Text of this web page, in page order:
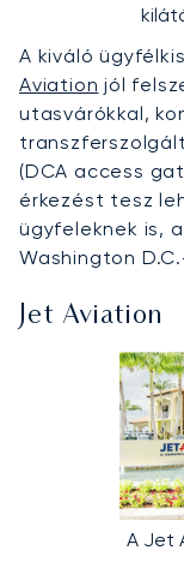
A kiváló
Aviation jól
utasvárókkal,
(DCA access
érkezést tesz
ügyfeleknek is,
Washington
Jet Aviation
A Jet